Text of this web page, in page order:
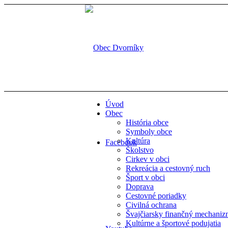
Facebook
Úvod
Obec
História obce
Symboly obce
Kultúra
Školstvo
Cirkev v obci
Rekreácia a cestovný ruch
Šport v obci
Doprava
Cestovné poriadky
Civilná ochrana
Švajčiarsky finančný
Kultúrne a športové podujatia